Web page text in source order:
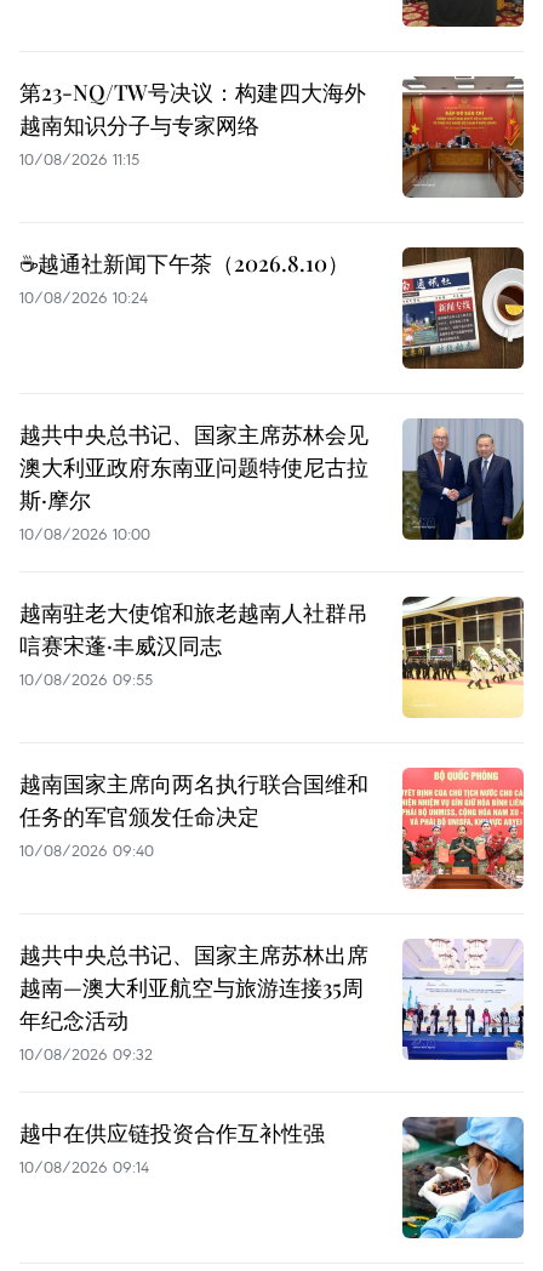
第23-NQ/TW号决议：构建四大海外
越南知识分子与专家网络
10/08/2026 11:15
☕️越通社新闻下午茶（2026.8.10）
10/08/2026 10:24
越共中央总书记、国家主席苏林会见
澳大利亚政府东南亚问题特使尼古拉
斯·摩尔
10/08/2026 10:00
越南驻老大使馆和旅老越南人社群吊
唁赛宋蓬·丰威汉同志
10/08/2026 09:55
越南国家主席向两名执行联合国维和
任务的军官颁发任命决定
10/08/2026 09:40
越共中央总书记、国家主席苏林出席
越南—澳大利亚航空与旅游连接35周
年纪念活动
10/08/2026 09:32
越中在供应链投资合作互补性强
10/08/2026 09:14